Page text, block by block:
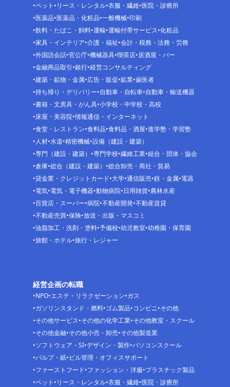
ペット リース・レンタル 衣服・繊維 医院・診療所
医薬品 医薬品・化粧品 一般機械 印刷
飲料・たばこ・飼料 運輸 運輸付帯サービス 化粧品
家具・インテリア 介護・福祉 会計・税務・法務・労務
外国語会話 官公庁 機械器具 喫茶店 居酒屋・バー
金融商品取引 銀行 経営コンサルティング
建築・鉱物・金属 広告・販促 鉱業 歯医者
持ち帰り・デリバリー 自動車・自転車 自動車・輸送機器
書籍・文房具・がん具 小学校・中学校・高校
床屋・美容院 情報通信・インターネット
食堂・レストラン 食料品 食料品・酒屋 進学塾・学習塾
人材 水道 精密機械 設備（建設・建築）
専門（建設・建築）
専門学校 繊維工業 組合・団体・協会
倉庫 総合（建設・建築）
総合卸売・商社・貿易
貸金業・クレジットカード 大学 通信販売 鉄・金属 電器
電気 電気・電子機器 動物病院 日用雑貨 農林水産
百貨店・スーパー 病院 不動産開発 不動産賃貸
不動産売買 保険 放送・出版・マスコミ
油脂加工・洗剤・塗料 予備校 幼児教室 幼稚園・保育園
旅館・ホテル 旅行・レジャー
経営企画の転職
NPO エステ・リラクゼーション ガス
ガソリンスタンド・燃料 ゴム製品 コンビニ その他
その他サービス その他の化学工業 その他教室・スクール
その他金融 その他小売・卸売 その他製造業
ソフトウェア・SI デザイン・製作 パソコンスクール
パルプ・紙 ビル管理・オフィスサポート
ファーストフード ファッション・洋服 プラスチック製品
ペット リース・レンタル 衣服・繊維 医院・診療所